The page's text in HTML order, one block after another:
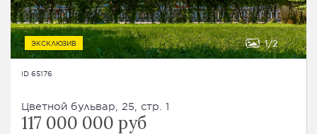
ЭКСКЛЮЗИВ 1 2
ID 65176
Цветной бульвар, 25, стр. 1
117 000 000 руб